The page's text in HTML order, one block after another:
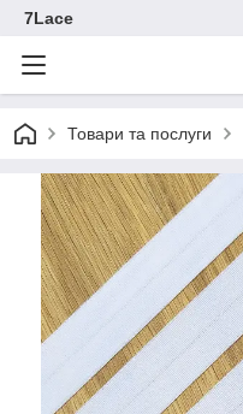
7Lace
Товари та послуги